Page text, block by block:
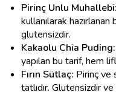
Pirinç Unlu Muhallebi:
kullanılarak
glutensizdir.
Kakaolu Chia Puding:
yapılan bu tarif, hem
Fırın Sütlaç: Pirinç ve
tatlıdır. Glutensizdir